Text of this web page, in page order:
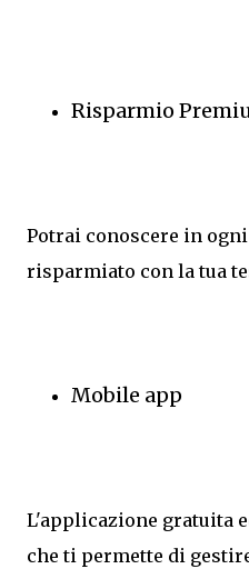
Risparmio
Potrai conoscere in
risparmiato con la tua
Mobile app
L'applicazione gratuita
che ti permette di